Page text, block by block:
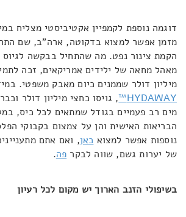
דוגמה נוספת לקמפיין אקטיביסטי מצליח
מזמן אפשר למצוא בדקוטה, ארה"ב, שם
מיליון דולר שממנים כיום מאבק משפטי.
HYDAWAY™
, גויסו כחצי מיליון דולר
מים רב פעמיים בגודל שמתאים לכל כיס,
הבריאות האישית והן על צמצום בקבוקי
נוספות אפשר למצוא כאן, ואם אתם
של יערות גשם, שווה לבקר פה.
בשיפולי הזנב הארוך יש מקום לכל רעיון